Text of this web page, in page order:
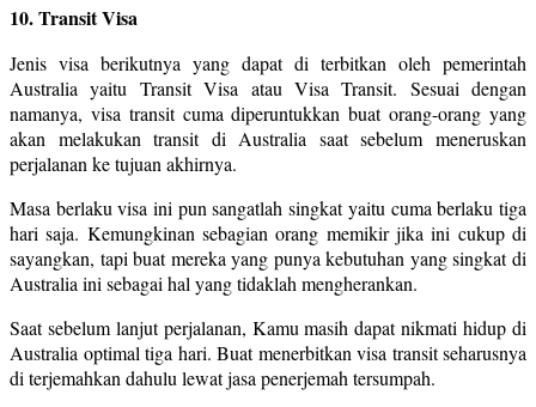
10. Transit Visa
Jenis visa berikutnya yang dapat di terbitkan oleh pemerintah
Australia yaitu Transit Visa atau Visa Transit. Sesuai dengan
namanya, visa transit cuma diperuntukkan buat orang-orang yang
akan melakukan transit di Australia saat sebelum meneruskan
perjalanan ke tujuan akhirnya.
Masa berlaku visa ini pun sangatlah singkat yaitu cuma berlaku tiga
hari saja. Kemungkinan sebagian orang memikir jika ini cukup di
sayangkan, tapi buat mereka yang punya kebutuhan yang singkat di
Australia ini sebagai hal yang tidaklah mengherankan.
Saat sebelum lanjut perjalanan, Kamu masih dapat nikmati hidup di
Australia optimal tiga hari. Buat menerbitkan visa transit seharusnya
di terjemahkan dahulu lewat jasa penerjemah tersumpah.